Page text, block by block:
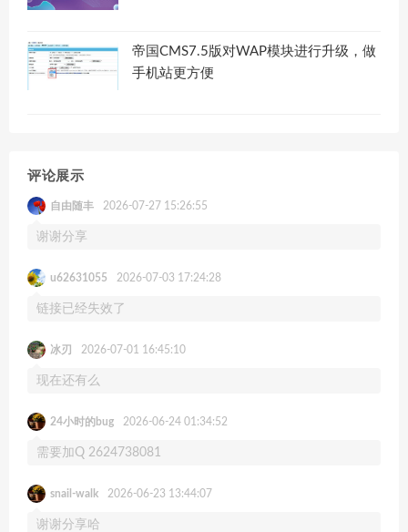
帝国CMS7.5版对WAP模块进行升级，做
手机站更方便
评论展示
自由随丰 2026-07-27 15:26:55
谢谢分享
u62631055 2026-07-03 17:24:28
链接已经失效了
冰刃 2026-07-01 16:45:10
现在还有么
24小时的bug 2026-06-24 01:34:52
需要加Q 2624738081
snail-walk 2026-06-23 13:44:07
谢谢分享哈